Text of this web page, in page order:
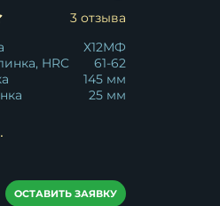
3 отзыва
Х12МФ
HRC
61-62
145 мм
25 мм
ОСТАВИТЬ ЗАЯВКУ